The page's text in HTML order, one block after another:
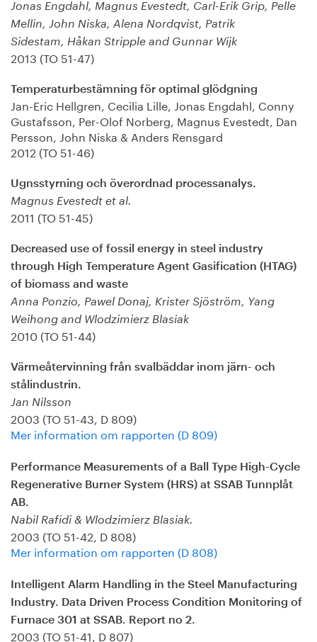
Jonas Engdahl, Magnus Evestedt, Carl-Erik Grip, Pelle
Mellin, John Niska, Alena Nordqvist, Patrik
Sidestam, Håkan Stripple and Gunnar Wijk
2013 (TO 51-47)
Temperaturbestämning för optimal glödgning
Jan-Eric Hellgren, Cecilia Lille, Jonas Engdahl, Conny
Gustafsson, Per-Olof Norberg, Magnus Evestedt, Dan
Persson, John Niska & Anders Rensgard
2012 (TO 51-46)
Ugnsstyrning och överordnad processanalys.
Magnus Evestedt et al.
2011 (TO 51-45)
Decreased use of fossil energy in steel industry
through High Temperature Agent Gasification (HTAG)
of biomass and waste
Anna Ponzio, Pawel Donaj, Krister Sjöström, Yang
Weihong and Wlodzimierz Blasiak
2010 (TO 51-44)
Värmeåtervinning från svalbäddar inom järn- och
stålindustrin.
Jan Nilsson
2003 (TO 51-43, D 809)
Mer information om rapporten (D 809)
Performance Measurements of a Ball Type High-Cycle
Regenerative Burner System (HRS) at SSAB Tunnplåt
AB.
Nabil Rafidi & Wlodzimierz Blasiak.
2003 (TO 51-42, D 808)
Mer information om rapporten (D 808)
Intelligent Alarm Handling in the Steel Manufacturing
Industry. Data Driven Process Condition Monitoring of
Furnace 301 at SSAB. Report no 2.
2003 (TO 51-41, D 807)